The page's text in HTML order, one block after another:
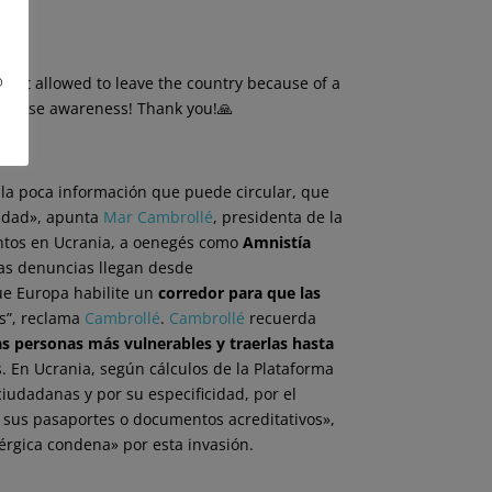
not allowed to leave the country because of a
awareness! Thank you!🙏
poca información que puede circular, que
apunta Mar Cambrollé, presidenta de la
en Ucrania, a oenegés comoAmnistía
denuncias llegan desde
Europa habilite uncorredor para que las
reclama Cambrollé. Cambrollé recuerda
personas más vulnerables y traerlas hasta
Ucrania, según cálculos de la Plataforma
y por su especificidad, por el
pasaportes o documentos acreditativos»,
condena» por esta invasión.